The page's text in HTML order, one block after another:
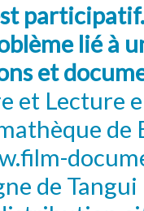
lié à
et
et Lecture
de
de